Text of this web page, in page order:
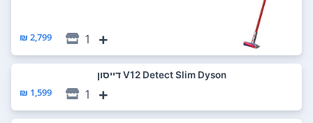
1
2,799 ₪
V12 Detect Slim Dyson דייסון
1
1,599 ₪